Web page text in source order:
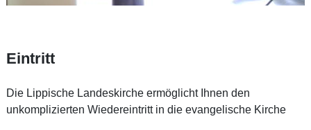
Eintritt
Die Lippische Landeskirche ermöglicht Ihnen den
unkomplizierten Wiedereintritt in die evangelische Kirche